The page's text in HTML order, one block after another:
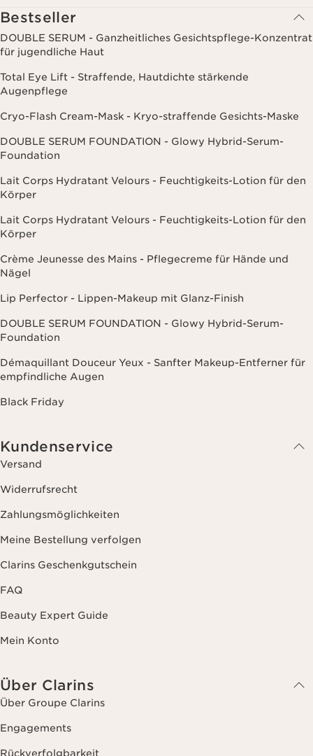
mitgeteilt hast. Außerdem stimmst du zu, dass die Clarins GmbH
dein Nutzungsverhalten im Zusammenhang mit dem Newsletter
(z.B. das Öffnen und Lesen der E-Mails) erfassen und zu
statistischen Zwecken auswerten darf. Weitere Informationen
findest du in den Datenschutz-Richtlinien. Diese Einwilligung
Bestseller
DOUBLE SERUM - Ganzheitliches Gesichtspflege-Konzentrat
für jugendliche Haut
Total Eye Lift - Straffende, Hautdichte stärkende
Augenpflege
Cryo-Flash Cream-Mask - Kryo-straffende Gesichts-Maske
DOUBLE SERUM FOUNDATION - Glowy Hybrid-Serum-
Foundation
Lait Corps Hydratant Velours - Feuchtigkeits-Lotion für den
Körper
Lait Corps Hydratant Velours - Feuchtigkeits-Lotion für den
Körper
Crème Jeunesse des Mains - Pflegecreme für Hände und
Nägel
Lip Perfector - Lippen-Makeup mit Glanz-Finish
DOUBLE SERUM FOUNDATION - Glowy Hybrid-Serum-
Foundation
Démaquillant Douceur Yeux - Sanfter Makeup-Entferner für
empfindliche Augen
Black Friday
Kundenservice
Versand
Widerrufsrecht
Zahlungsmöglichkeiten
Meine Bestellung verfolgen
Clarins Geschenkgutschein
FAQ
Beauty Expert Guide
Mein Konto
Über Clarins
Über Groupe Clarins
Engagements
Rückverfolgbarkeit